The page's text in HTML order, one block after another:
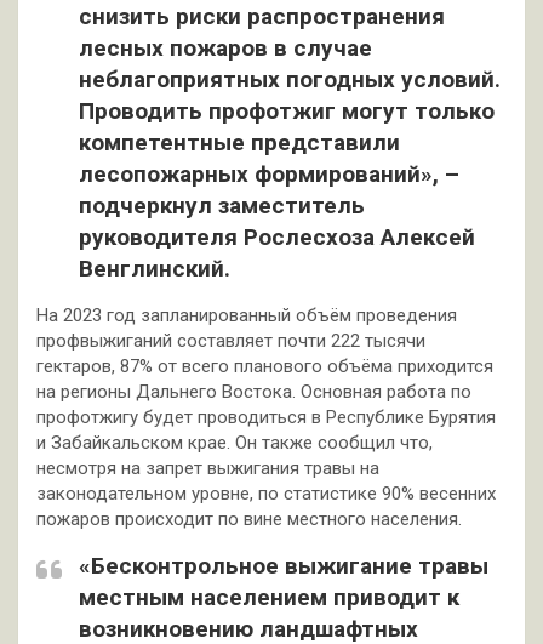
снизить риски распространения
лесных пожаров в случае
неблагоприятных погодных условий.
Проводить профотжиг могут только
компетентные представили
лесопожарных формирований», –
подчеркнул заместитель
руководителя Рослесхоза Алексей
Венглинский.
На 2023 год запланированный объём проведения
профвыжиганий составляет почти 222 тысячи
гектаров, 87% от всего планового объёма приходится
на регионы Дальнего Востока. Основная работа по
профотжигу будет проводиться в Республике Бурятия
и Забайкальском крае. Он также сообщил что,
несмотря на запрет выжигания травы на
законодательном уровне, по статистике 90% весенних
пожаров происходит по вине местного населения.
«Бесконтрольное выжигание травы
местным населением приводит к
возникновению ландшафтных